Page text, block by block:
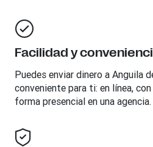
Facilidad y
Puedes enviar dinero a Anguila
conveniente para ti: en línea,
forma presencial en una agencia.